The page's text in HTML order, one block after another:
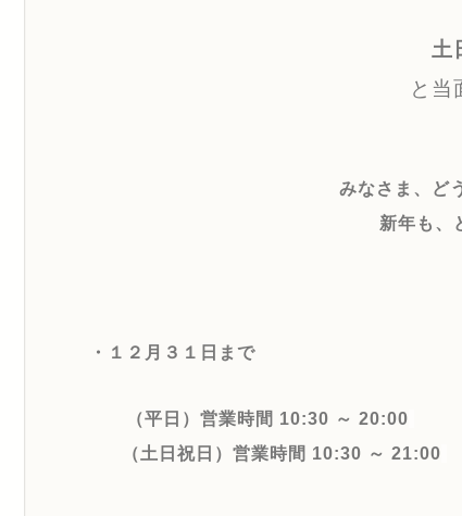
土
と当
みなさま、ど
新年も、
・１２月３１日まで
（平日） 営業時間 10:30 ～ 20:00
（土日祝日） 営業時間 10:30 ～ 21:00